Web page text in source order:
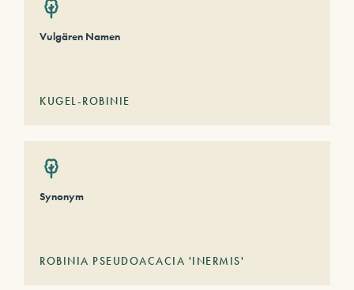
Vulgären Namen
KUGEL-ROBINIE
Synonym
ROBINIA PSEUDOACACIA 'INERMIS'